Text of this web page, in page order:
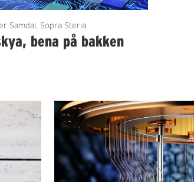
Samdal, Sopra Steria
bena på bakken